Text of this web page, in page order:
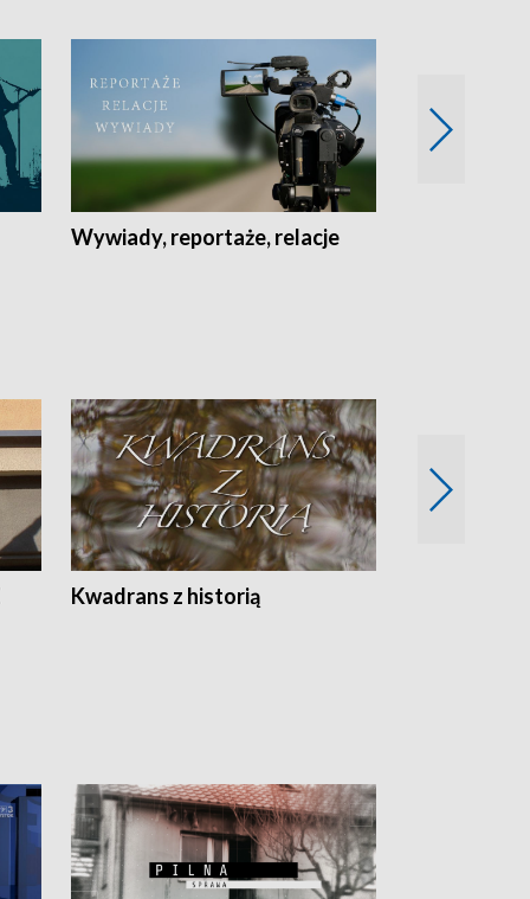
Wywiady, reportaże, relacje
Kwadrans z historią